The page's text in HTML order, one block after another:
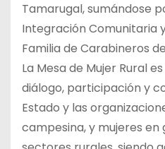
Tamarugal, sumándose
Integración Comunitaria
Familia de Carabineros
La Mesa de Mujer Rural
diálogo, participación y
Estado y las
campesina, y mujeres en